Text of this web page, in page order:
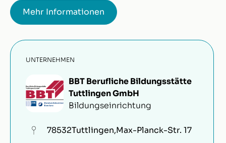
Mehr Informationen
UNTERNEHMEN
BBT Berufliche Bildungsstätte
Tuttlingen GmbH
Bildungseinrichtung
78532Tuttlingen,Max-Planck-Str. 17